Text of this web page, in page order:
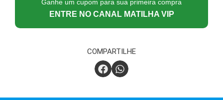
Ganhe um cupom para sua primeira compra
ENTRE NO CANAL MATILHA VIP
COMPARTILHE